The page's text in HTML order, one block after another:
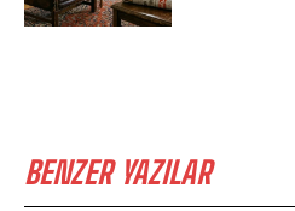
BENZER YAZILAR